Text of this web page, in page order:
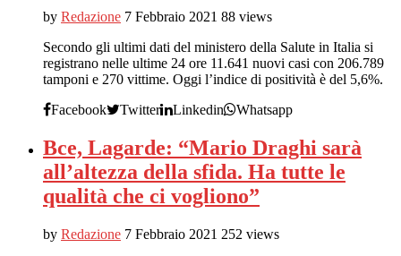
by Redazione 7 Febbraio 2021 88 views
Secondo gli ultimi dati del ministero della Salute in Italia si
registrano nelle ultime 24 ore 11.641 nuovi casi con 206.789
tamponi e 270 vittime. Oggi l’indice di positività è del 5,6%.
Facebook
Twitter Linkedin Whatsapp
Bce, Lagarde: “Mario Draghi sarà
all’altezza della sfida. Ha tutte le
qualità che ci vogliono”
by Redazione 7 Febbraio 2021 252 views